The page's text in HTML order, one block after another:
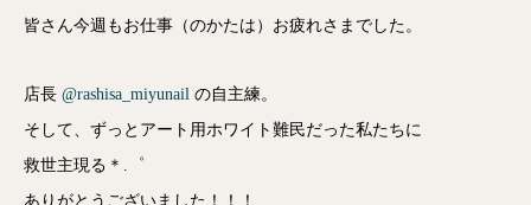
皆さん今週もお仕事（のかたは）お疲れさまでした。
店長 @rashisa_miyunail の自主練。
そして、ずっとアート用ホワイト難民だった私たちに
救世主現る＊.゜
ありがとうございました！！！